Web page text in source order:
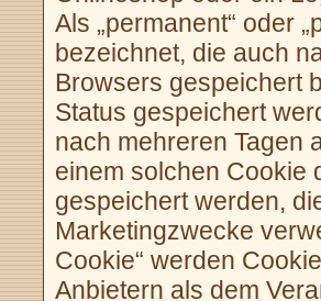
Als „permanent“ oder
bezeichnet, die auch
Browsers gespeichert
Status gespeichert
nach mehreren Tagen
einem solchen Cookie
gespeichert werden,
Marketingzwecke
Cookie“ werden
Anbietern als dem